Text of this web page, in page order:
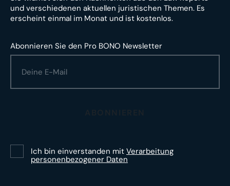
und verschiedenen aktuellen juristischen Themen. Es
erscheint einmal im Monat und ist kostenlos.
Abonnieren Sie den Pro BONO Newsletter
Ich bin einverstanden mit Verarbeitung
personenbezogener Daten